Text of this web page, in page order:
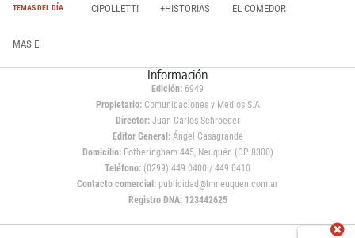
TEMAS DEL DÍA CIPOLLETTI +HISTORIAS EL COMEDOR
MAS E
Información
Edición: 6949
Propietario:Comunicaciones y Medios S.A
Director: Juan Carlos Schroeder
Editor General:Ángel Casagrande
Domicilio:Fotheringham 445, Neuquén (CP 8300)
Teléfono: (0299) 449 0400 / 449 0410
Contacto comercial: publicidad@lmneuquen.com.ar
Registro DNA: 123442625